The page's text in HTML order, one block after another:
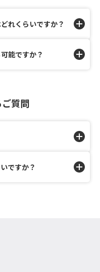
れくらいですか？
能ですか？
質問
ですか？